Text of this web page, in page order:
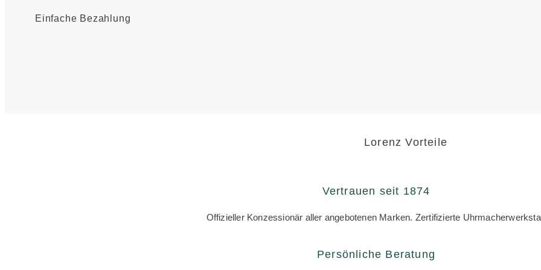
Einfache Bezahlung
Lorenz Vorteile
Vertrauen seit 1874
Offizieller Konzessionär aller angebotenen Marken. Zertifizierte
Persönliche Beratung